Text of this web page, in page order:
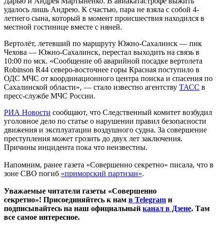
удалось лишь Андрею. К счастью, пара не взяла с собой 4-
летнего сына, который в момент происшествия находился в
местной гостинице вместе с няней.
Вертолёт, летевший по маршруту Южно-Сахалинск — пик
Чехова — Южно-Сахалинск, перестал выходить на связь в
10:00 по мск. «Сообщение об аварийной посадке вертолета
Robinson R44 северо-восточнее горы Красная поступило в
ОДС МЧС от координационного центра поиска и спасения по
Сахалинской области», — стало известно агентству ТАСС в
пресс-службе МЧС России.
РИА Новости сообщают, что Следственный комитет возбудил
уголовное дело по статье о нарушении правил безопасности
движения и эксплуатации воздушного судна. За совершение
преступления может грозить до двух лет заключения.
Причины инцидента пока что неизвестны.
Напомним, ранее газета «Совершенно секретно» писала, что в
зоне СВО погиб «приморский партизан».
Уважаемые читатели газеты «Совершенно
секретно»! Присоединяйтесь к нам в Telegram и
подписывайтесь на наш официальный канал в Дзене. Там
все самое интересное.